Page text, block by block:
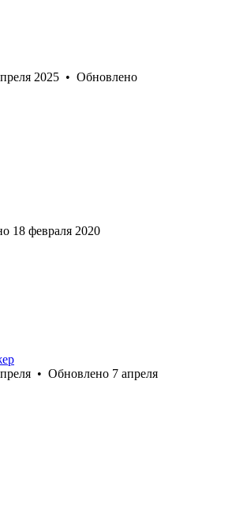
2025 • Обновлено
18 февраля 2020
• Обновлено 7 апреля